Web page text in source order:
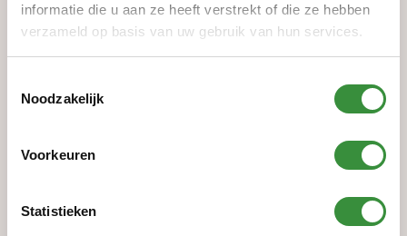
informatie die u aan ze heeft verstrekt of die ze hebben
verzameld op basis van uw gebruik van hun services.
Noodzakelijk
Voorkeuren
Statistieken
naar de verbinding van binnen- en buitenschoolse
cultuureducatie en heeft Platform C een model
aangewezen focuswijken. In samenwerking met de
introductieprogramma op school aangeboden dat
aansluit bij het cultuureducatieprogramma van de
school zelf. Hierbij wordt geïnventariseerd welke
mogelijkheden de wijk zelf biedt, om dat – waar